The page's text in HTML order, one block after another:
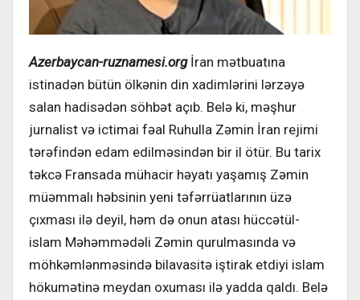
Azerbaycan-ruznamesi.orgİran mətbuatına
istinadən bütün ölkənin din xadimlərini lərzəyə
salan hadisədən söhbət açıb. Belə ki, məşhur
jurnalist və ictimai fəal Ruhulla Zəmin İran rejimi
tərəfindən edam edilməsindən bir il ötür. Bu tarix
təkcə Fransada mühacir həyatı yaşamış Zəmin
müəmmalı həbsinin yeni təfərrüatlarının üzə
çıxması ilə deyil, həm də onun atası hüccətül-
islam Məhəmmədəli Zəmin qurulmasında və
möhkəmlənməsində bilavasitə iştirak etdiyi islam
hökumətinə meydan oxuması ilə yadda qaldı. Belə